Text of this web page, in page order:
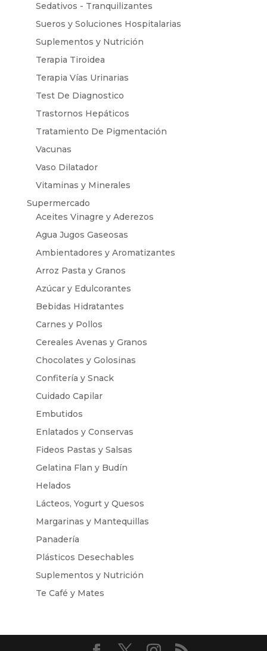
Sedativos - Tranquilizantes
Sueros y Soluciones Hospitalarias
Suplementos y Nutrición
Terapia Tiroidea
Terapia Vías Urinarias
Test De Diagnostico
Trastornos Hepáticos
Tratamiento De Pigmentación
Vacunas
Vaso Dilatador
Vitaminas y Minerales
Supermercado
Aceites Vinagre y Aderezos
Agua Jugos Gaseosas
Ambientadores y Aromatizantes
Arroz Pasta y Granos
Azúcar y Edulcorantes
Bebidas Hidratantes
Carnes y Pollos
Cereales Avenas y Granos
Chocolates y Golosinas
Confitería y Snack
Cuidado Capilar
Embutidos
Enlatados y Conservas
Fideos Pastas y Salsas
Gelatina Flan y Budín
Helados
Lácteos, Yogurt y Quesos
Margarinas y Mantequillas
Panadería
Plásticos Desechables
Suplementos y Nutrición
Te Café y Mates